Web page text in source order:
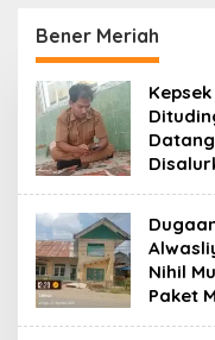
Kebersamaan
Bener Meriah
Nihil
Paket